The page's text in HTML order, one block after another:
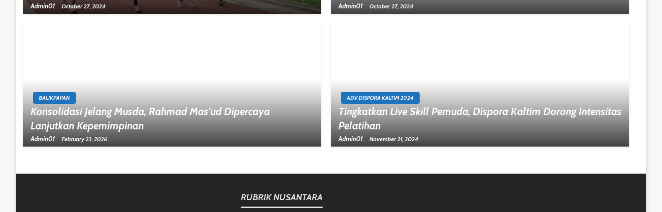
Admin01 October 27, 2024 Admin01 October 27, 2024
BALIKPAPAN
Konsolidasi Jelang Musda, Rahmad Mas’ud Dipercaya
Lanjutkan Kepemimpinan
Admin01 February 23, 2026
ADV DISPORA KALTIM 2024
Tingkatkan Live Skill Pemuda, Dispora Kaltim Dorong Intensitas
Pelatihan
Admin01 November 21, 2024
RUBRIK NUSANTARA